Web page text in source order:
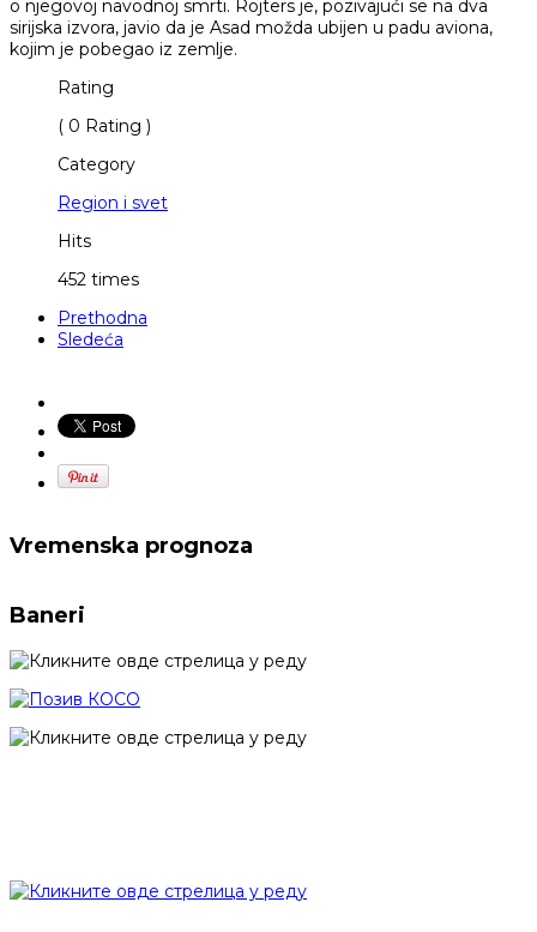
o njegovoj navodnoj smrti. Rojters je, pozivajući se na dva
sirijska izvora, javio da je Asad možda ubijen u padu aviona,
kojim je pobegao iz zemlje.
Rating
( 0 Rating )
Category
Region i svet
Hits
452 times
Prethodna
Sledeća
Vremenska prognoza
Baneri